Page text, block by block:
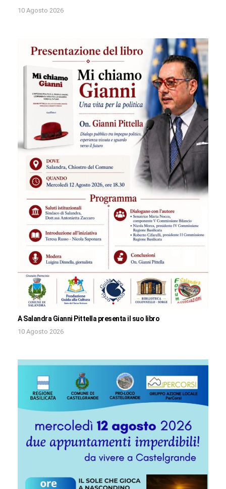
10 Agosto 2026
A Salandra Gianni Pittella presenta il suo libro
10 Agosto 2026